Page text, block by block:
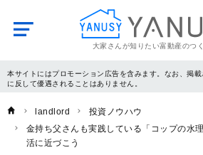
大家さんが知りたい富動産のつ
YANUSY
本サイトにはプロモーション広告を含みます。なお、掲
に反して優遇されることはありません。
landlord
投資ノウハウ
金持ち父さんも実践している「コップの水
活に近づこう